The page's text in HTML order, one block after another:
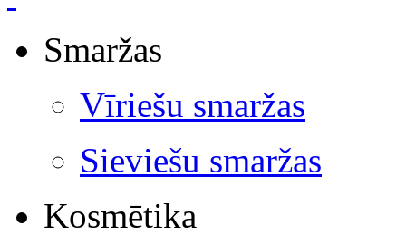
Smaržas
Vīriešu smaržas
Sieviešu smaržas
Kosmētika